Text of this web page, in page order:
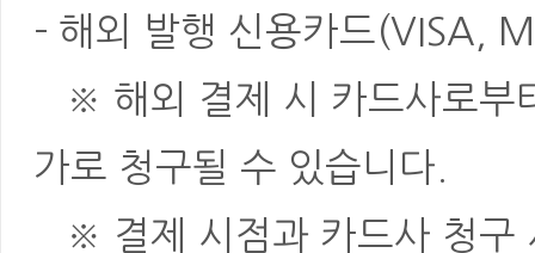
- 해외 발행 신용카드(VISA,
※ 해외 결제 시 카드사로부
가로 청구될 수 있습니다.
※ 결제 시점과 카드사 청구